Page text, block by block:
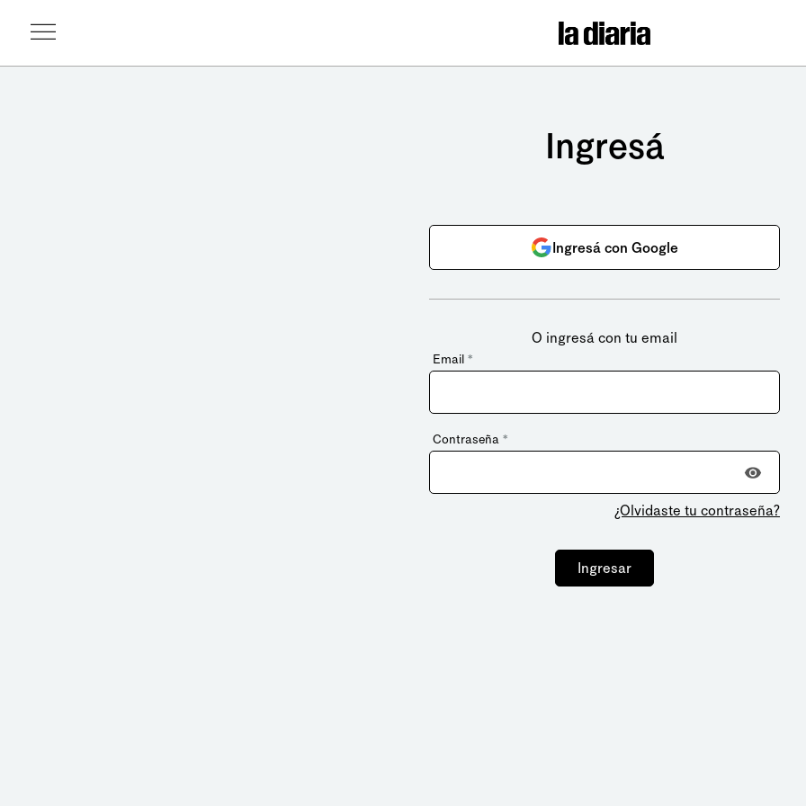
Ingresá
Ingresá con Google
O ingresá con tu email
Email *
Contraseña *
¿Olvidaste tu contraseña?
Ingresar